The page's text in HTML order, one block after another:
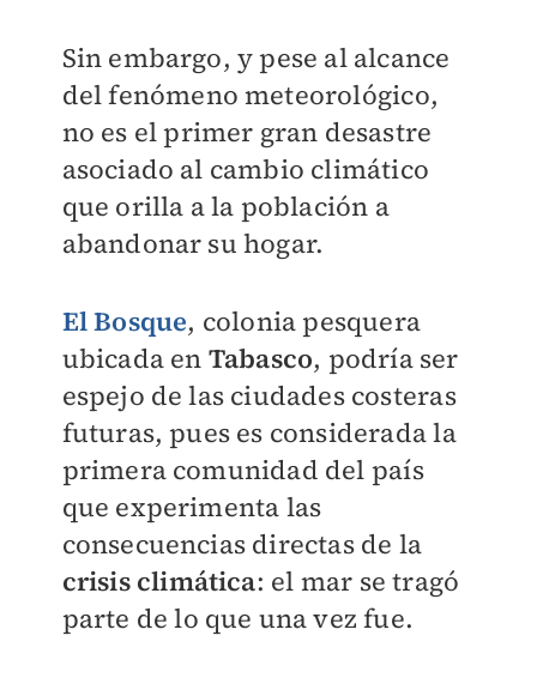
Sin embargo, y pese al alcance
del fenómeno meteorológico,
no es el primer gran desastre
asociado al cambio climático
que orilla a la población a
abandonar su hogar.
El Bosque, colonia pesquera
ubicada en Tabasco, podría ser
espejo de las ciudades costeras
futuras, pues es considerada la
primera comunidad del país
que experimenta las
consecuencias directas de la
crisis climática: el mar se tragó
parte de lo que una vez fue.